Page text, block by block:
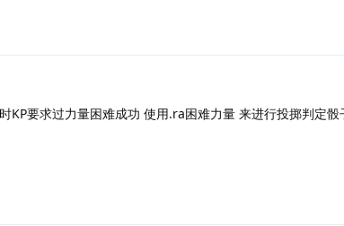
KP要求过力量困难成功 使用.ra困难力量 来进行投掷判定骰